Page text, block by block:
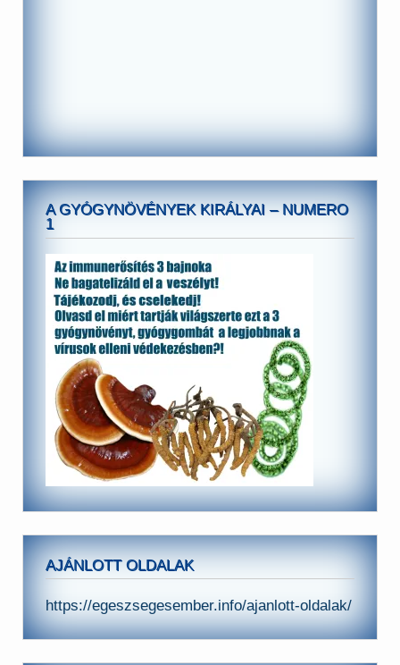
A GYÓGYNÖVÉNYEK KIRÁLYAI – NUMERO
1
AJÁNLOTT OLDALAK
https://egeszsegesember.info/ajanlott-oldalak/